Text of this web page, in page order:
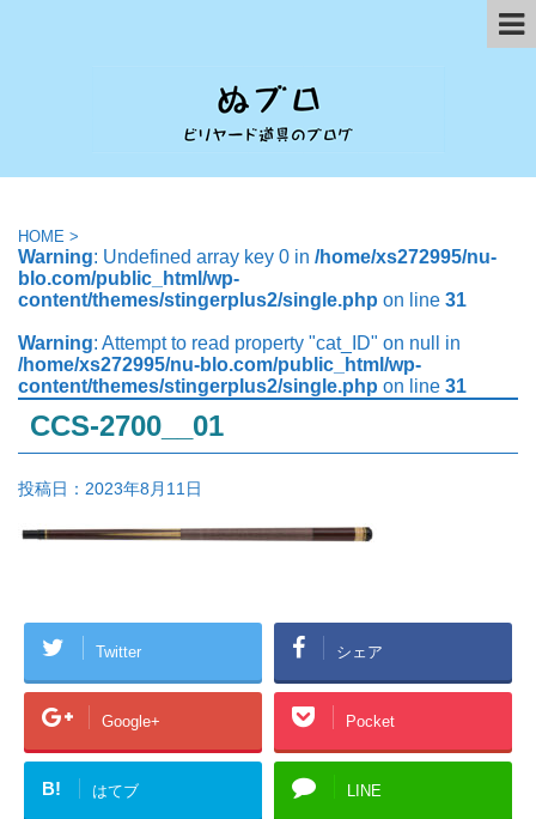
HOME >
Warning: Undefined array key 0 in /home/xs272995/nu-
blo.com/public_html/wp-
content/themes/stingerplus2/single.php on line 31
Warning: Attempt to read property "cat_ID" on null in
/home/xs272995/nu-blo.com/public_html/wp-
content/themes/stingerplus2/single.php on line 31
CCS-2700__01
投稿日： 2023年8月11日
Twitter シェア
Google+ Pocket
B! はてブ LINE